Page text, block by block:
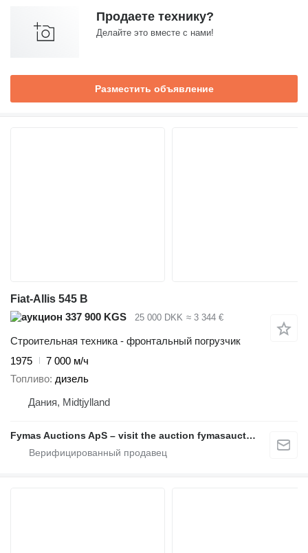
Продаете технику?
Делайте это вместе с нами!
Разместить объявление
Fiat-Allis 545 B
337 900 KGS
25 000 DKK ≈ 3 344 €
Строительная техника - фронтальный погрузчик
1975
7 000 м/ч
Топливо дизель
Дания, Midtjylland
Fymas Auctions ApS – visit the auction fymasauctions.dk